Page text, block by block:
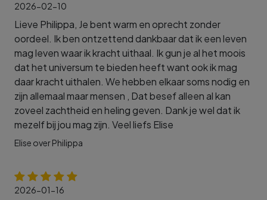
2026-02-10
Lieve Philippa, Je bent warm en oprecht zonder
oordeel. Ik ben ontzettend dankbaar dat ik een leven
mag leven waar ik kracht uithaal. Ik gun je al het moois
dat het universum te bieden heeft want ook ik mag
daar kracht uithalen. We hebben elkaar soms nodig en
zijn allemaal maar mensen , Dat besef alleen al kan
zoveel zachtheid en heling geven. Dank je wel dat ik
mezelf bij jou mag zijn. Veel liefs Elise
Elise over Philippa
2026-01-16